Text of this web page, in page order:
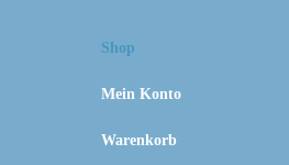
Shop
Mein Konto
Warenkorb